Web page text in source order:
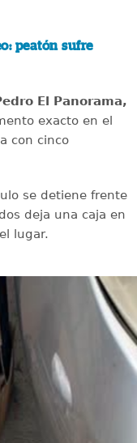
peatón sufre
El Panorama,
exacto en el
con cinco
se detiene frente
deja una caja en
lugar.